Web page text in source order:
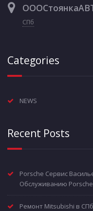
СПб
Categories
NEWS
Recent Posts
Porsche Сервис
Обслуживанию
Ремонт Mitsubishi в